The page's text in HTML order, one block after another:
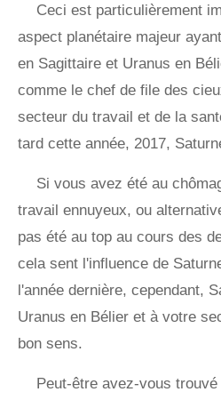
Ceci est particulièrement
aspect planétaire majeur
en Sagittaire et Uranus en
comme le chef de file des
secteur du travail et de la
tard cette année, 2017,
Si vous avez été au
travail ennuyeux, ou
pas été au top au cours des
cela sent l'influence de
l'année dernière, cependant,
Uranus en Bélier et à votre
bon sens.
Peut-être avez-vous